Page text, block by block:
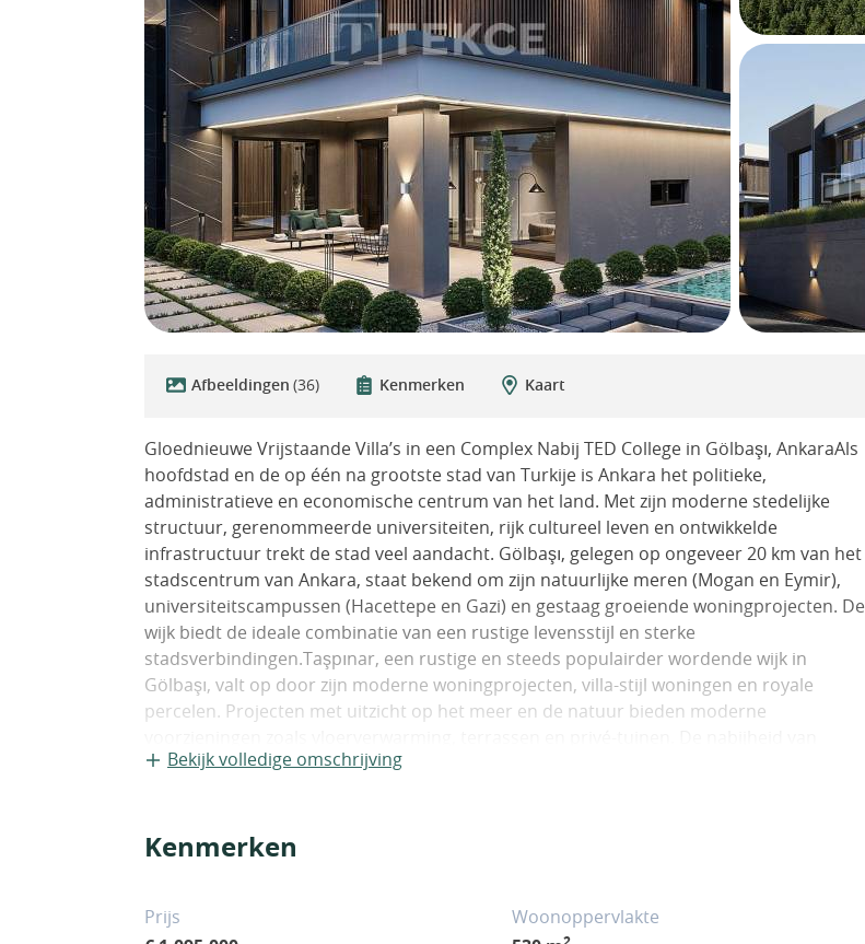
Afbeeldingen (36) Kenmerken Kaart
Gloednieuwe Vrijstaande Villa’s in een Complex Nabij TED College in Gölbaşı, AnkaraAls
hoofdstad en de op één na grootste stad van Turkije is Ankara het politieke,
administratieve en economische centrum van het land. Met zijn moderne stedelijke
structuur, gerenommeerde universiteiten, rijk cultureel leven en ontwikkelde
infrastructuur trekt de stad veel aandacht. Gölbaşı, gelegen op ongeveer 20 km van het
stadscentrum van Ankara, staat bekend om zijn natuurlijke meren (Mogan en Eymir),
universiteitscampussen (Hacettepe en Gazi) en gestaag groeiende woningprojecten. De
wijk biedt de ideale combinatie van een rustige levensstijl en sterke
stadsverbindingen.Taşpınar, een rustige en steeds populairder wordende wijk in
Gölbaşı, valt op door zijn moderne woningprojecten, villa-stijl woningen en royale
percelen. Projecten met uitzicht op het meer en de natuur bieden moderne
prestigieuze onderwijsinstellingen zoals TED Ankara College en Doğa College maakt het
evenals de nabijheid van ziekenhuizen en winkelcentra in Gölbaşı.De villa’s te koop in
Hof van Cassatie (Yargıtay), 4,6 km van LÖSANTE Ziekenhuis, 5,1 km van Atılım
Bekijk volledige omschrijving
Kenmerken
Prijs
Woonoppervlakte